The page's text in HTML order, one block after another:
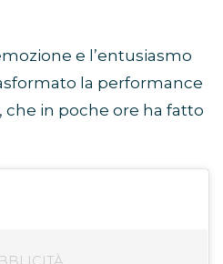
e l’entusiasmo
la performance
in poche ore ha fatto